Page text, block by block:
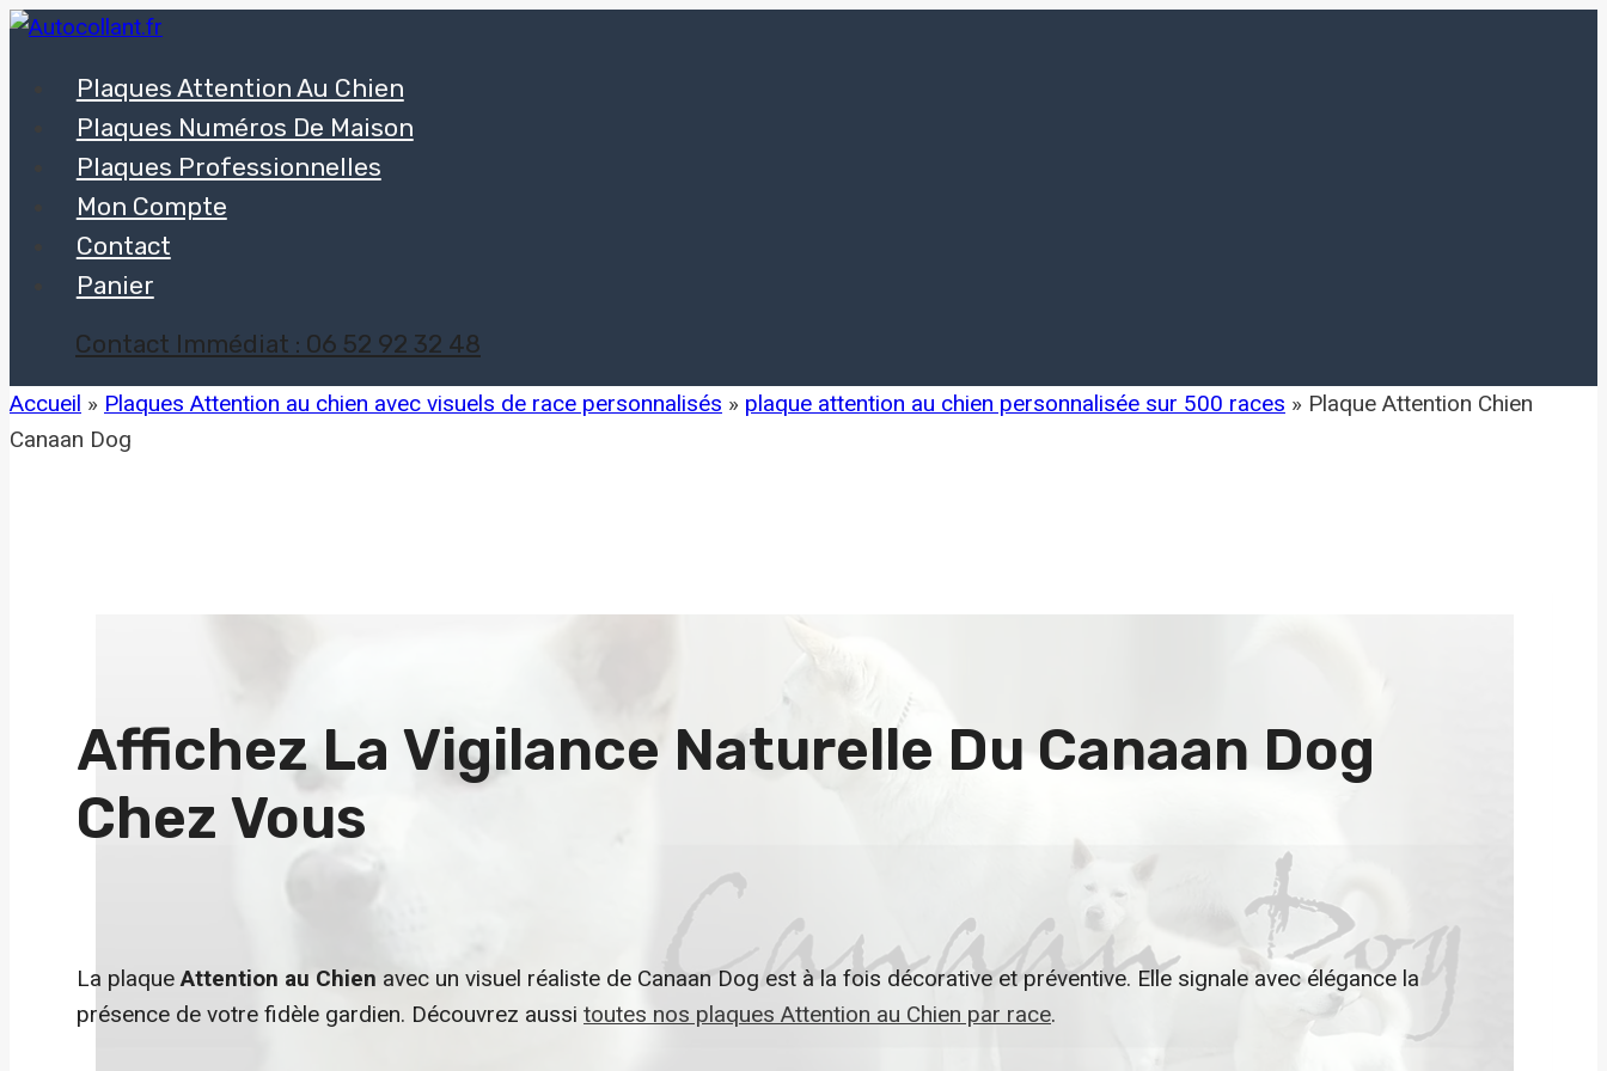
Aller
contenuPlaques Attention Au Chien
Plaques Numéros De Maison
Plaques Professionnelles
Mon Compte
Contact
Panier
Contact Immédiat : 06 52 92 32 48
Accueil » Plaques Attention au chien avec visuels de race personnalisés » plaque attention au chien personnalisée sur 500 races » Plaque Attention Chien
Canaan Dog
Affichez La Vigilance Naturelle Du Canaan Dog
Chez Vous
La plaqueAttention au Chien avec un visuel réaliste de Canaan Dog est à la fois décorative et préventive. Elle signale avec élégance la
présence de votre fidèle gardien. Découvrez aussi toutes nos plaques Attention au Chien par race.